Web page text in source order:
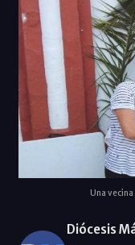
Una
Diócesis